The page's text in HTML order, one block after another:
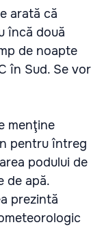
arată că
încă două
de noapte
în Sud. Se vor
menţine
pentru întreg
podului de
de apă.
prezintă